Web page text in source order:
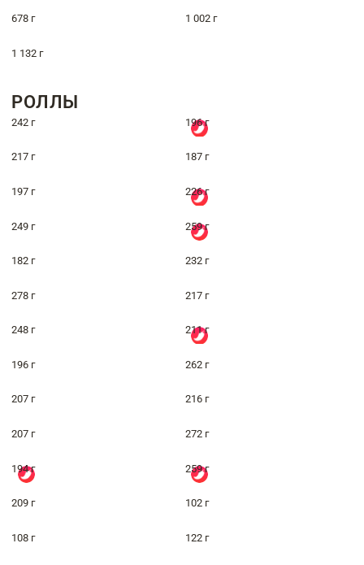
678 г 1 002 г
1 132 г
РОЛЛЫ
242 г 196 г
217 г 187 г
197 г 226 г
249 г 259 г
182 г 232 г
278 г 217 г
248 г 211 г
196 г 262 г
207 г 216 г
207 г 272 г
194 г 259 г
209 г 102 г
108 г 122 г